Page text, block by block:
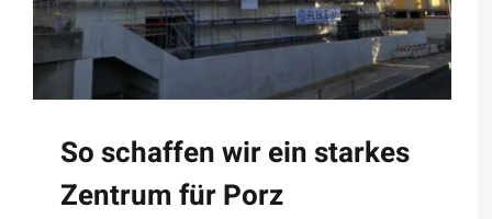
So schaffen wir ein starkes
Zentrum für Porz